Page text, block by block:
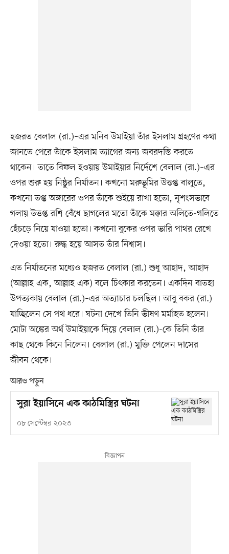
হজরত বেলাল (রা.)–এর মনিব উমাইয়া তাঁর ইসলাম গ্রহণের কথা
জানতে পেরে তাঁকে ইসলাম ত্যাগের জন্য জবরদস্তি করতে
থাকেন। তাতে বিফল হওয়ায় উমাইয়ার নির্দেশে বেলাল (রা.)–এর
ওপর শুরু হয় নিষ্ঠুর নির্যাতন। কখনো মরুভূমির উত্তপ্ত বালুতে,
কখনো তপ্ত অঙ্গারের ওপর তাঁকে শুইয়ে রাখা হতো, নৃশংসভাবে
গলায় উত্তপ্ত রশি বেঁধে ছাগলের মতো তাঁকে মক্কার অলিতে-গলিতে
হেঁচড়ে নিয়ে যাওয়া হতো। কখনো বুকের ওপর ভারি পাথর রেখে
দেওয়া হতো। রুদ্ধ হয়ে আসত তাঁর নিশ্বাস।
এত নির্যাতনের মধ্যেও হজরত বেলাল (রা.) শুধু আহাদ, আহাদ
(আল্লাহ এক, আল্লাহ এক) বলে চিৎকার করতেন। একদিন বাতহা
উপত্যকায় বেলাল (রা.)–এর অত্যাচার চলছিল। আবু বকর (রা.)
যাচ্ছিলেন সে পথ ধরে। ঘটনা দেখে তিনি ভীষণ মর্মাহত হলেন।
মোটা অঙ্কের অর্থ উমাইয়াকে দিয়ে বেলাল (রা.)-কে তিনি তাঁর
কাছ থেকে কিনে নিলেন। বেলাল (রা.) মুক্তি পেলেন দাসের
জীবন থেকে।
আরও পড়ুন
সুরা ইয়াসিনে এক কাঠমিস্ত্রির ঘটনা
০৮ সেপ্টেম্বর ২০২৩